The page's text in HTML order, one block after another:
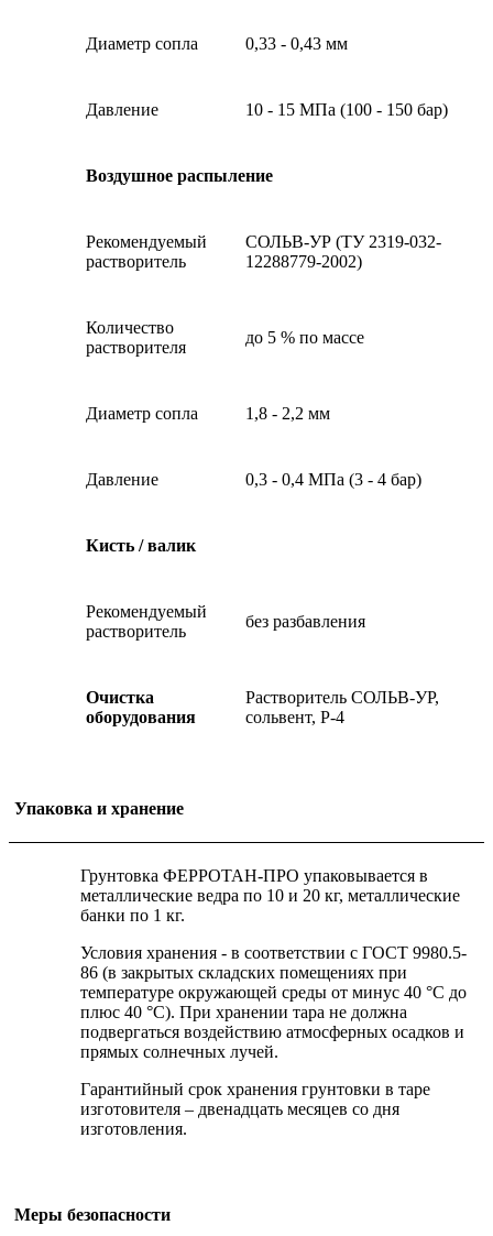
Диаметр сопла 0,33 - 0,43 мм
Давление 10 - 15 МПа (100 - 150 бар)
Воздушное распыление
Рекомендуемый
растворитель
СОЛЬВ-УР (ТУ 2319-032-
12288779-2002)
Количество
растворителя
до 5 % по массе
Диаметр сопла 1,8 - 2,2 мм
Давление 0,3 - 0,4 МПа (3 - 4 бар)
Кисть / валик
Рекомендуемый
растворитель
без разбавления
Очистка
оборудования
Растворитель СОЛЬВ-УР,
сольвент, Р-4
Упаковка и хранение
Грунтовка ФЕРРОТАН-ПРО упаковывается в
металлические ведра по 10 и 20 кг, металлические
банки по 1 кг.
Условия хранения - в соответствии с ГОСТ 9980.5-
86 (в закрытых складских помещениях при
температуре окружающей среды от минус 40 °С до
плюс 40 °С). При хранении тара не должна
подвергаться воздействию атмосферных осадков и
прямых солнечных лучей.
Гарантийный срок хранения грунтовки в таре
изготовителя – двенадцать месяцев со дня
изготовления.
Меры безопасности